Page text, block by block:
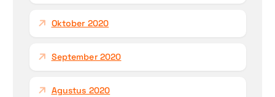
Oktober 2020
September 2020
Agustus 2020